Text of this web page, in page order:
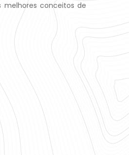
melhores conceitos de